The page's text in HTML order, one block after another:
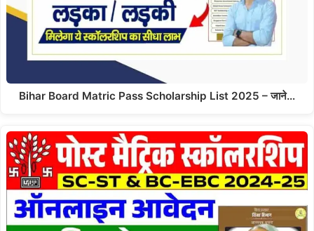
Bihar Board Matric Pass Scholarship List 2025 – जाने…